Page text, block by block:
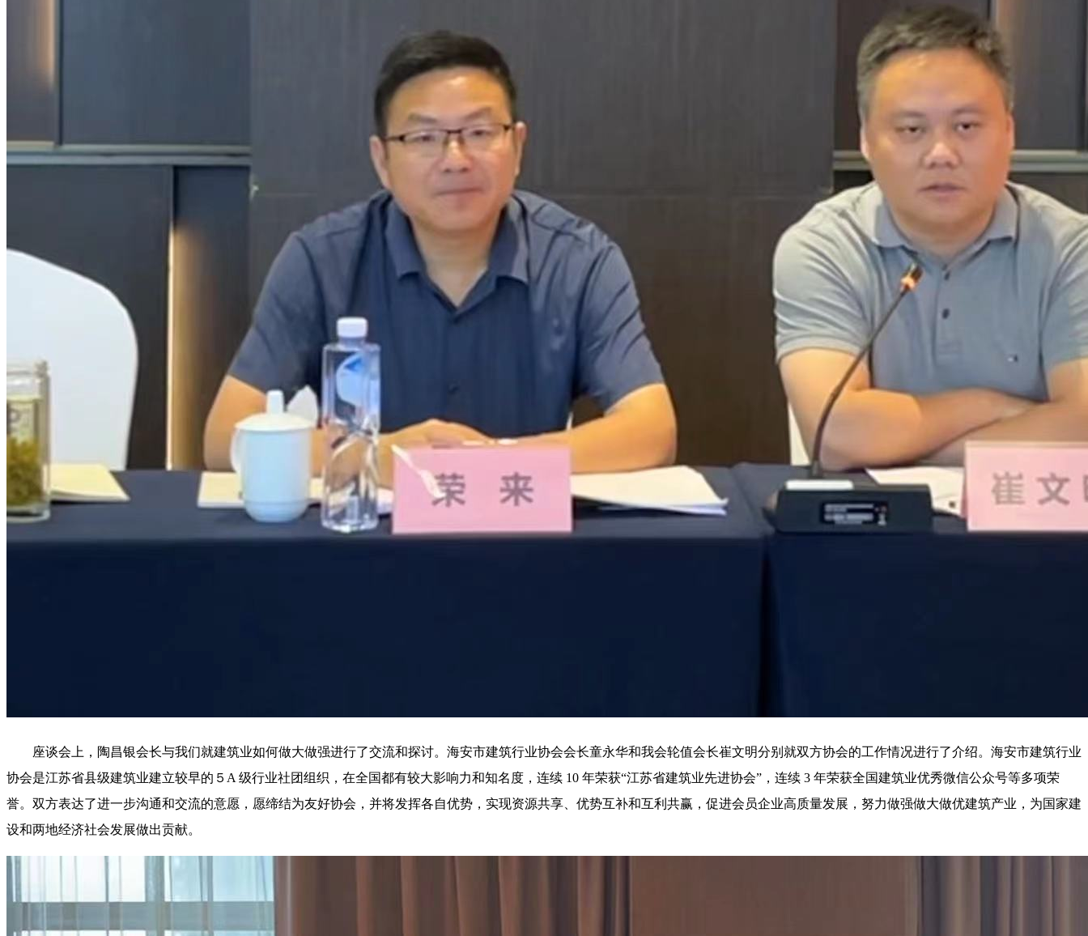
座谈会上，陶昌银会长与我们就建筑业如何做大做强进行了交流和探讨。海安市建筑行业协会会长童永华和我会轮值会长崔文明分别就双方协会的工作情况进行了介绍。海安市建筑行业
协会是江苏省县级建筑业建立较早的５A 级行业社团组织，在全国都有较大影响力和知名度，连续 10 年荣获“江苏省建筑业先进协会”，连续 3 年荣获全国建筑业优秀微信公众号等多项荣
誉。双方表达了进一步沟通和交流的意愿，愿缔结为友好协会，并将发挥各自优势，实现资源共享、优势互补和互利共赢，促进会员企业高质量发展，努力做强做大做优建筑产业，为国家建
设和两地经济社会发展做出贡献。